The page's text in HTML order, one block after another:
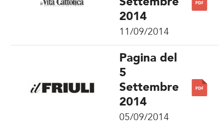
2014
11/09/2014
Pagina del
5
Settembre
2014
05/09/2014